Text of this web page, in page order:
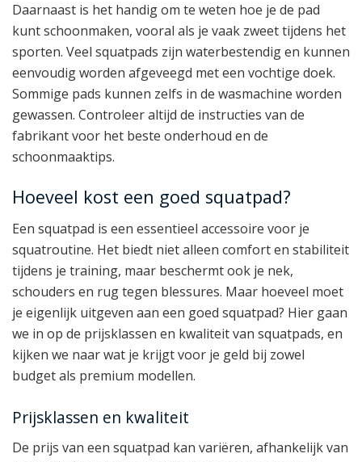
Daarnaast is het handig om te weten hoe je de pad
kunt schoonmaken, vooral als je vaak zweet tijdens het
sporten. Veel squatpads zijn waterbestendig en kunnen
eenvoudig worden afgeveegd met een vochtige doek.
Sommige pads kunnen zelfs in de wasmachine worden
gewassen. Controleer altijd de instructies van de
fabrikant voor het beste onderhoud en de
schoonmaaktips.
Hoeveel kost een goed squatpad?
Een squatpad is een essentieel accessoire voor je
squatroutine. Het biedt niet alleen comfort en stabiliteit
tijdens je training, maar beschermt ook je nek,
schouders en rug tegen blessures. Maar hoeveel moet
je eigenlijk uitgeven aan een goed squatpad? Hier gaan
we in op de prijsklassen en kwaliteit van squatpads, en
kijken we naar wat je krijgt voor je geld bij zowel
budget als premium modellen.
Prijsklassen en kwaliteit
De prijs van een squatpad kan variëren, afhankelijk van